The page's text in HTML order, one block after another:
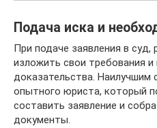
Подача иска и
При подаче заявления в
изложить свои требования
доказательства. Наилучшим
опытного юриста, который
составить заявление и
документы.